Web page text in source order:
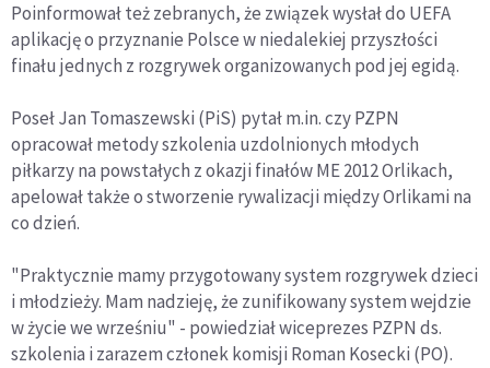
Poinformował też zebranych, że związek wysłał do UEFA
aplikację o przyznanie Polsce w niedalekiej przyszłości
finału jednych z rozgrywek organizowanych pod jej egidą.
Poseł Jan Tomaszewski (PiS) pytał m.in. czy PZPN
opracował metody szkolenia uzdolnionych młodych
piłkarzy na powstałych z okazji finałów ME 2012 Orlikach,
apelował także o stworzenie rywalizacji między Orlikami na
co dzień.
"Praktycznie mamy przygotowany system rozgrywek dzieci
i młodzieży. Mam nadzieję, że zunifikowany system wejdzie
w życie we wrześniu" - powiedział wiceprezes PZPN ds.
szkolenia i zarazem członek komisji Roman Kosecki (PO).